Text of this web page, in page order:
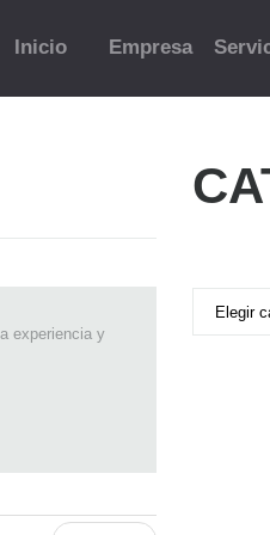
Inicio Empresa
experiencia y